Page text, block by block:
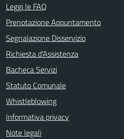
Leggi le FAQ
Prenotazione Appuntamento
Segnalazione Disservizio
Richiesta d'Assistenza
Bacheca Servizi
Statuto Comunale
Whistleblowing
Informativa privacy
Note legali